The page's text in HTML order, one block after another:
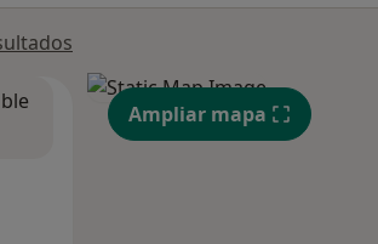
Ampliar mapa